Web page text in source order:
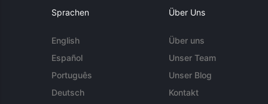
Sprachen
English
Español
Português
Deutsch
Über Uns
Über uns
Unser Team
Unser Blog
Kontakt